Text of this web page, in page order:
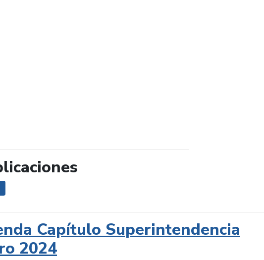
opciones de búsqueda
Capítulo Superintendencia
2024